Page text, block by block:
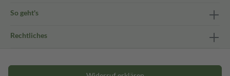
So geht's
Rechtliches